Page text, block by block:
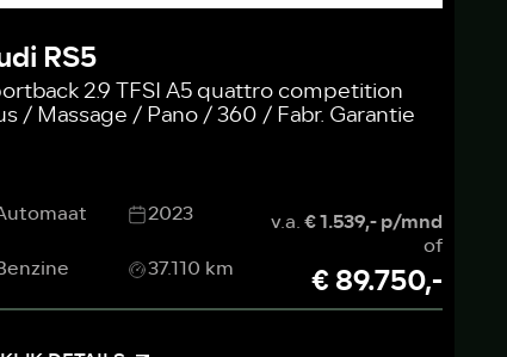
RS5
2.9 TFSI A5 quattro competition
/ Massage / Pano / 360 / Fabr. Garantie
2023
37.110 km
v.a.€ 1.539,- p/mnd
of
€ 89.750,-